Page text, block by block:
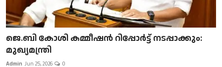
ജെ.ബി കോശി കമ്മീഷൻ റിപ്പോർട്ട് നടപ്പാക്കും:
മുഖ്യമന്ത്രി
Admin Jun 25, 2026 0